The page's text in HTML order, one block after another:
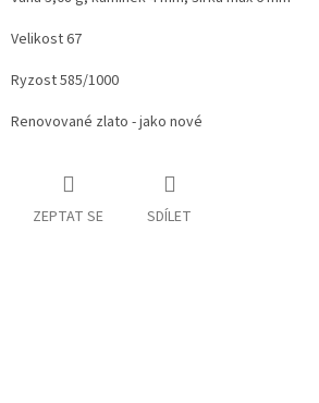
Velikost 67
Ryzost 585/1000
Renovované zlato - jako nové
ZEPTAT SE SDÍLET